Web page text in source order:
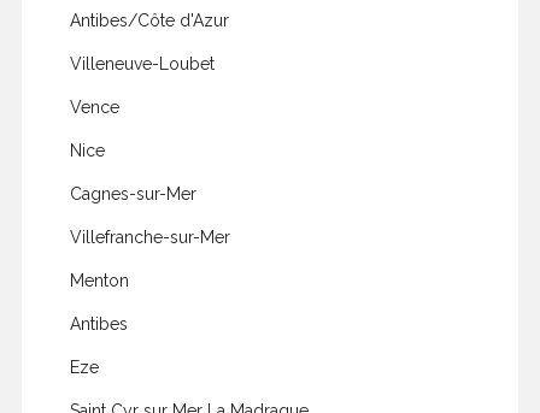
Antibes/Côte d'Azur
Villeneuve-Loubet
Vence
Nice
Cagnes-sur-Mer
Villefranche-sur-Mer
Menton
Antibes
Eze